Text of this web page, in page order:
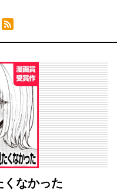
RSSフィード
くなかった